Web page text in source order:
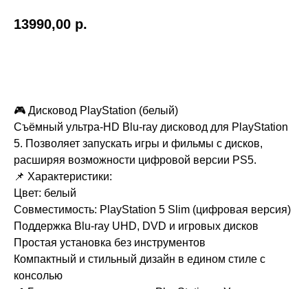
13990,00 р.
🎮 Дисковод PlayStation (белый)
Съёмный ультра-HD Blu-ray дисковод для PlayStation
5. Позволяет запускать игры и фильмы с дисков,
расширяя возможности цифровой версии PS5.
📌 Характеристики:
Цвет: белый
Совместимость: PlayStation 5 Slim (цифровая версия)
Поддержка Blu-ray UHD, DVD и игровых дисков
Простая установка без инструментов
Компактный и стильный дизайн в едином стиле с
консолью